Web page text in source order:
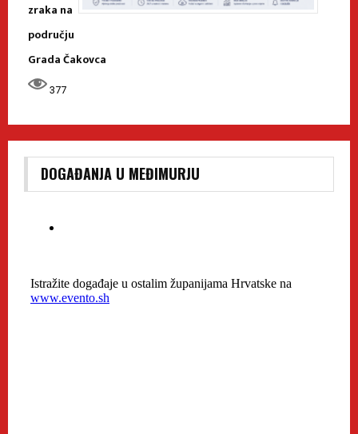
zraka na
području
Grada Čakovca
377
DOGAĐANJA U MEĐIMURJU